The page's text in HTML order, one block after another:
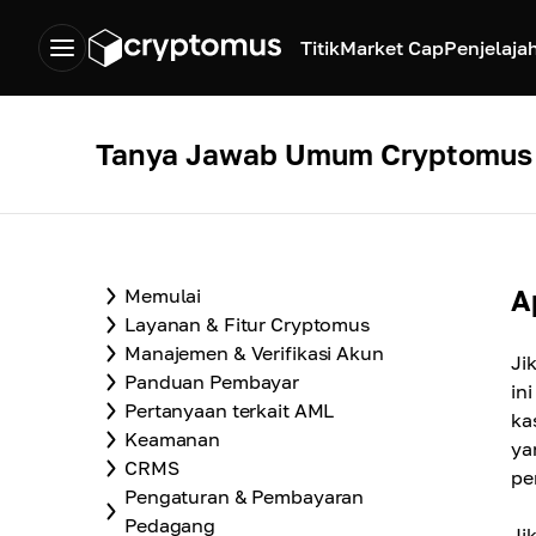
TitikMarket Cap
Tanya Jawab Umum Cryptomus
Memulai
Layanan & Fitur Cryptomus
Manajemen & Verifikasi Akun
Panduan Pembayar
Pertanyaan terkait AML
Keamanan
CRMS
Pengaturan & Pembayaran
Pedagang